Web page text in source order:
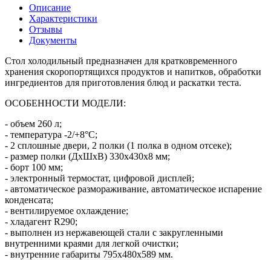
Описание
Характеристики
Отзывы
Документы
Стол холодильный предназначен для кратковременного
хранения скоропортящихся продуктов и напитков, обработки
ингредиентов для приготовления блюд и раскатки теста.
ОСОБЕННОСТИ МОДЕЛИ:
- объем 260 л;
- температура -2/+8°C;
- 2 сплошные двери, 2 полки (1 полка в одном отсеке);
- размер полки (ДхШхВ) 330х430х8 мм;
- борт 100 мм;
- электронный термостат, цифровой дисплей;
- автоматическое размораживание, автоматическое испарение
конденсата;
- вентилируемое охлаждение;
- хладагент R290;
- выполнен из нержавеющей стали с закругленными
внутренними краями для легкой очистки;
- внутренние габариты 795х480х589 мм.